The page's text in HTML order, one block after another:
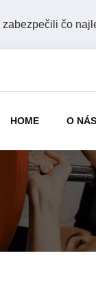
čo
HOME O NÁS